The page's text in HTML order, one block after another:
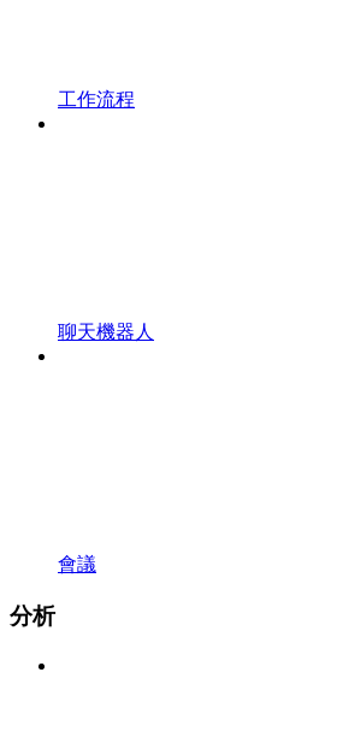
工作流程
聊天機器人
會議
分析